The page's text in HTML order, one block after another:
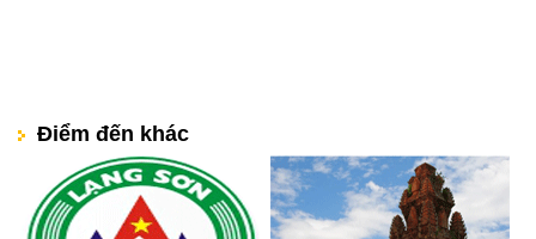
Điểm đến khác